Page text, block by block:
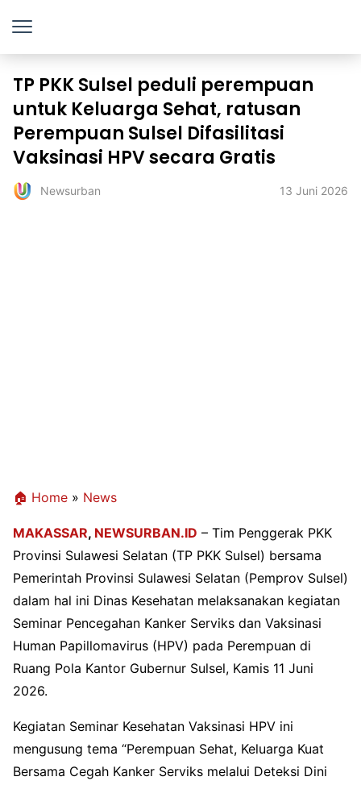
TP PKK Sulsel peduli perempuan
untuk Keluarga Sehat, ratusan
Perempuan Sulsel Difasilitasi
Vaksinasi HPV secara Gratis
Newsurban 13 Juni 2026
🏠 Home » News
MAKASSAR, NEWSURBAN.ID – Tim Penggerak PKK
Provinsi Sulawesi Selatan (TP PKK Sulsel) bersama
Pemerintah Provinsi Sulawesi Selatan (Pemprov Sulsel)
dalam hal ini Dinas Kesehatan melaksanakan kegiatan
Seminar Pencegahan Kanker Serviks dan Vaksinasi
Human Papillomavirus (HPV) pada Perempuan di
Ruang Pola Kantor Gubernur Sulsel, Kamis 11 Juni
2026.
Kegiatan Seminar Kesehatan Vaksinasi HPV ini
mengusung tema “Perempuan Sehat, Keluarga Kuat
Bersama Cegah Kanker Serviks melalui Deteksi Dini